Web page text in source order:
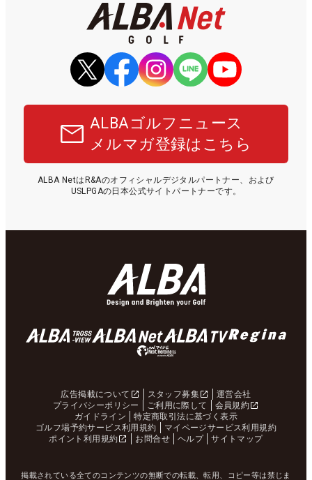
ALBAゴルフニュース
メルマガ登録はこちら
ALBA NetはR&Aのオフィシャルデジタルパートナー、および
USLPGAの日本公式サイトパートナーです。
広告掲載について スタッフ募集
運営会社
プライバシーポリシー
ご利用に際して
会員規約
ガイドライン
特定商取引法に基づく表示
ゴルフ場予約サービス利用規約
マイページサービス利用規約
ポイント利用規約
お問合せ ヘルプ サイトマップ
掲載されている全てのコンテンツの無断での転載、転用、コピー等は禁じま